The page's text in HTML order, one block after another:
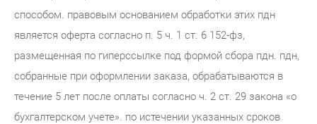
способом. правовым основанием обработки этих пдн
является оферта согласно п. 5 ч. 1 ст. 6 152-фз,
размещенная по гиперссылке под формой сбора пдн. пдн,
собранные при оформлении заказа, обрабатываются в
течение 5 лет после оплаты согласно ч. 2 ст. 29 закона «о
бухгалтерском учете». по истечении указанных сроков